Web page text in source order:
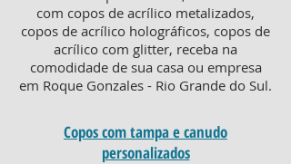
com copos de acrílico metalizados,
copos de acrílico holográficos, copos de
acrílico com glitter, receba na
comodidade de sua casa ou empresa
em Roque Gonzales - Rio Grande do Sul.
Copos com tampa e canudo
personalizados